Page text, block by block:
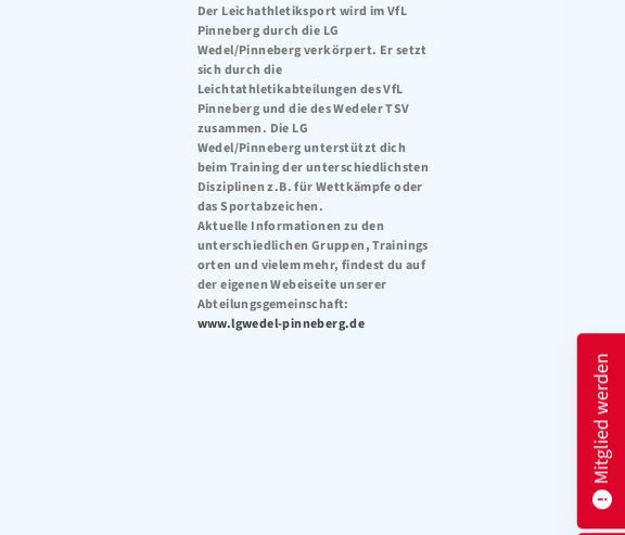
Der Leichathletiksport wird im VfL
Pinneberg durch die LG
Wedel/Pinneberg verkörpert. Er setzt
sich durch die
Leichtathletikabteilungen des VfL
Pinneberg und die des Wedeler TSV
zusammen. Die LG
Wedel/Pinneberg unterstützt dich
beim Training der unterschiedlichsten
Disziplinen z.B. für Wettkämpfe oder
das Sportabzeichen.
Aktuelle Informationen zu den
unterschiedlichen Gruppen, Trainings
orten und vielem mehr, findest du auf
der eigenen Webeiseite unserer
Abteilungsgemeinschaft:
www.lgwedel-pinneberg.de
Mitglied werden